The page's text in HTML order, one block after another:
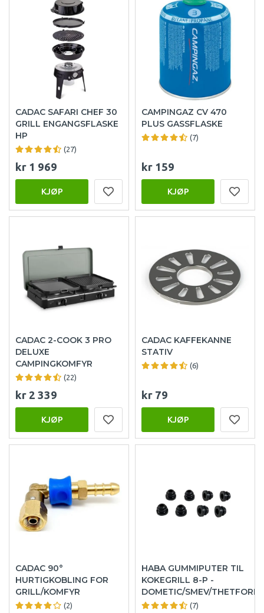
CADAC SAFARI CHEF 30
GRILL ENGANGSFLASKE
HP
(27)
kr 1 969
KJØP
CAMPINGAZ CV 470
PLUS GASSFLASKE
(7)
kr 159
KJØP
CADAC 2-COOK 3 PRO
DELUXE
CAMPINGKOMFYR
(22)
kr 2 339
KJØP
CADAC KAFFEKANNE
STATIV
(6)
kr 79
KJØP
CADAC 90°
HURTIGKOBLING FOR
GRILL/KOMFYR
(2)
HABA GUMMIPUTER TIL
KOKEGRILL 8-P -
DOMETIC/SMEV/THETFORD
(7)